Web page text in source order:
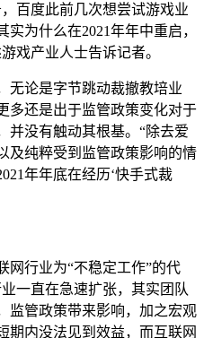
百度此前几次想尝试游戏业
为什么在2021年年中重启，
戏产业人士告诉记者。
无论是字节跳动裁撤教培业
多还是出于监管政策变化对于
并没有触动其根基。“除去爱
及纯粹受到监管政策影响的情
年年底在经历‘快手式裁
网行业为“不稳定工作”的代
一直在急速扩张，其实团队
监管政策带来影响，加之宏观
期内没法见到效益，而互联网